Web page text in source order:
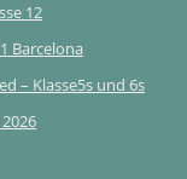
12
Barcelona
– Klasse5s und 6s